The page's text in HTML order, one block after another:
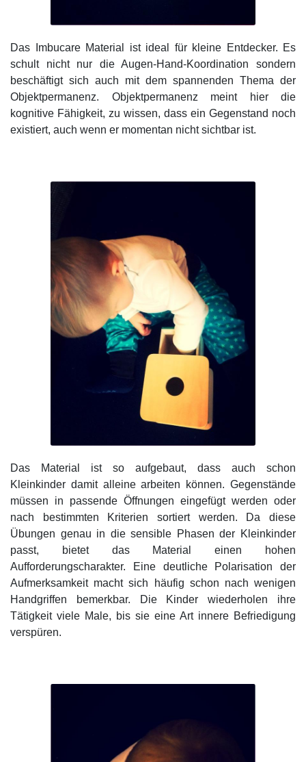
Das Imbucare Material ist ideal für kleine Entdecker. Es
schult nicht nur die Augen-Hand-Koordination sondern
beschäftigt sich auch mit dem spannenden Thema der
Objektpermanenz. Objektpermanenz meint hier die
kognitive Fähigkeit, zu wissen, dass ein Gegenstand noch
existiert, auch wenn er momentan nicht sichtbar ist.
Das Material ist so aufgebaut, dass auch schon
Kleinkinder damit alleine arbeiten können. Gegenstände
müssen in passende Öffnungen eingefügt werden oder
nach bestimmten Kriterien sortiert werden. Da diese
Übungen genau in die sensible Phasen der Kleinkinder
passt, bietet das Material einen hohen
Aufforderungscharakter. Eine deutliche Polarisation der
Aufmerksamkeit macht sich häufig schon nach wenigen
Handgriffen bemerkbar. Die Kinder wiederholen ihre
Tätigkeit viele Male, bis sie eine Art innere Befriedigung
verspüren.